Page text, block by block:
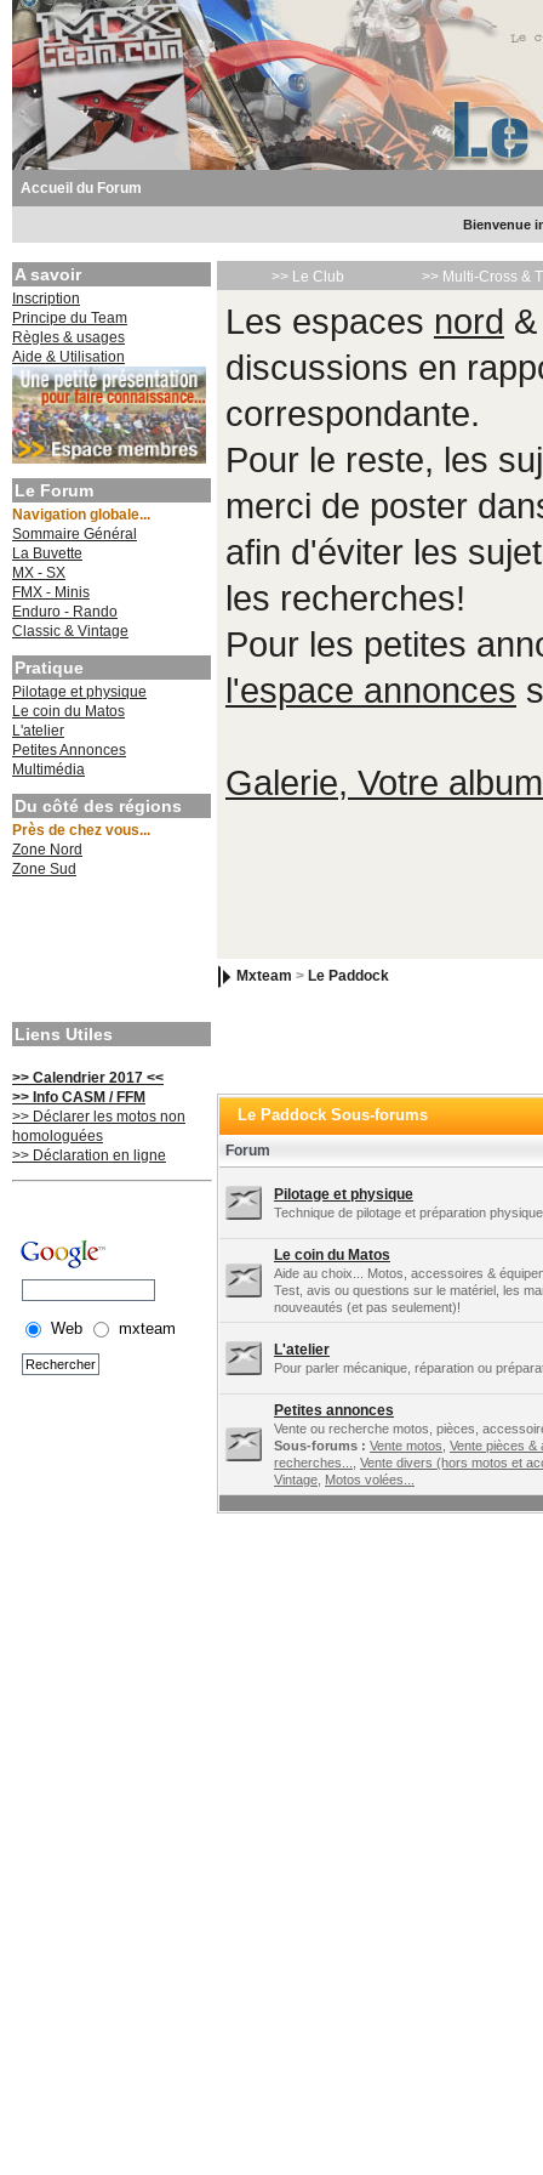
Accueil du Forum
Bienvenue
A savoir
Inscription
Principe du Team
Règles & usages
Aide & Utilisation
Le Forum
Navigation globale...
Sommaire Général
La Buvette
MX - SX
FMX - Minis
Enduro - Rando
Classic & Vintage
Pratique
Pilotage et physique
Le coin du Matos
L'atelier
Petites Annonces
Multimédia
Du côté des régions
Près de chez vous...
Zone Nord
Zone Sud
Liens Utiles
>> Calendrier 2017 <<
>> Info CASM / FFM
>> Déclarer les motos non
homologuées
>> Déclaration en ligne
Web mxteam
>> Le Club >> Multi-Cross &
Les espaces nord
discussions en
correspondante.
Pour le reste, les
merci de poster
afin d'éviter les
les recherches!
Pour les petites
l'espace annonces
Galerie, Votre
Mxteam > Le Paddock
Le Paddock Sous-forums
Forum
Pilotage et physique
Technique de pilotage et préparation
Le coin du Matos
Aide au choix... Motos, accessoires &
Test, avis ou questions sur le matériel, les
nouveautés (et pas seulement)!
L'atelier
Pour parler mécanique, réparation ou
Petites annonces
Vente ou recherche motos, pièces,
Sous-forums : Vente motos Vente pièces &
recherches...
Vente divers (hors motos et
Vintage, Motos volées...